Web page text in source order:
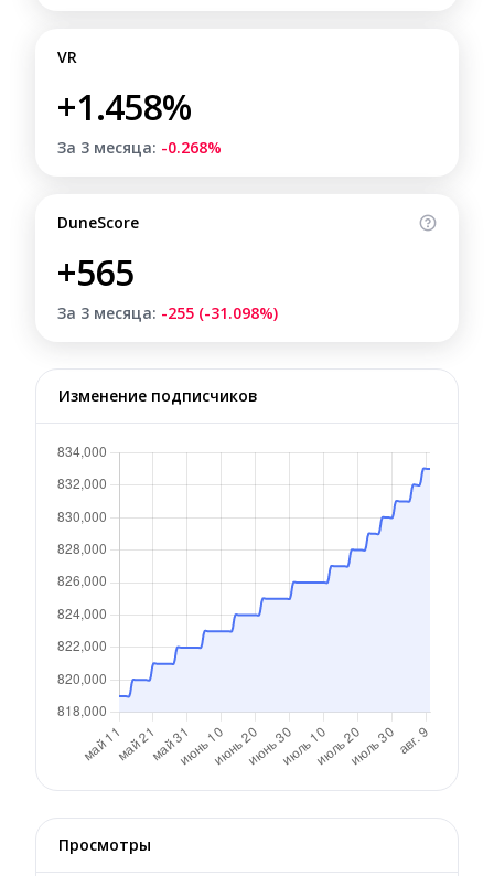
VR
+1.458%
За 3 месяца: -0.268%
DuneScore
+565
За 3 месяца: -255 (-31.098%)
Изменение подписчиков
Просмотры